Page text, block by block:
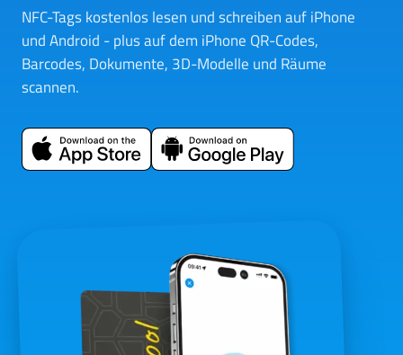
NFC-Tags kostenlos lesen und schreiben auf iPhone
und Android - plus auf dem iPhone QR-Codes,
Barcodes, Dokumente, 3D-Modelle und Räume
scannen.